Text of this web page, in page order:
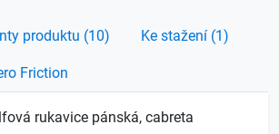
produktu (10) Ke stažení (1)
Friction
rukavice pánská, cabreta